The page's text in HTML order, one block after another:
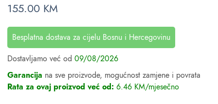
155.00 KM
Besplatna dostava za cijelu Bosnu i Hercegovinu
Dostavljamo već od 09/08/2026
Garancija na sve proizvode, mogućnost zamjene i povrata
Rata za ovaj proizvod već od: 6.46 KM/mjesečno